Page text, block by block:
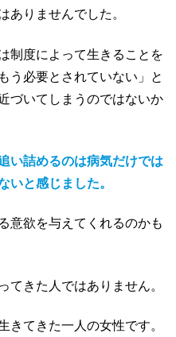
ありませんでした。
制度によって生きることを
う必要とされていない」と
づいてしまうのではないか
い詰めるのは病気だけでは
いと感じました。
意欲を与えてくれるのかも
てきた人ではありません。
きてきた一人の女性です。